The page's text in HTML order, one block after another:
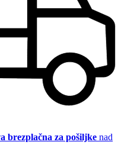
brezplačna za pošiljke nad